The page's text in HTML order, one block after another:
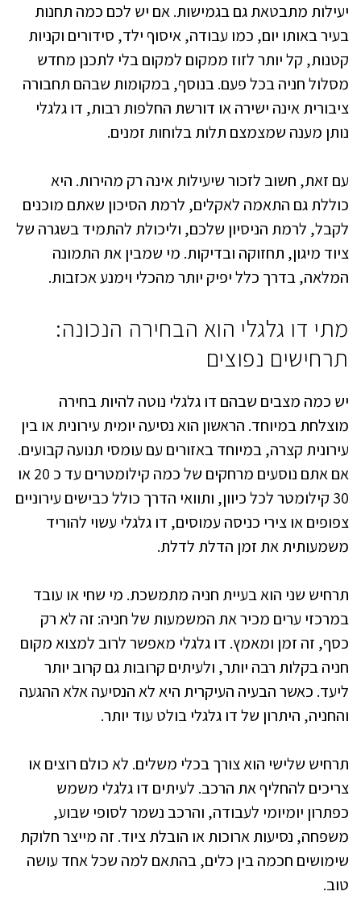
יעילות מתבטאת גם בגמישות. אם יש לכם כמה תחנות
בעיר באותו יום, כמו עבודה, איסוף ילד, סידורים וקניות
קטנות, קל יותר לזוז ממקום למקום בלי לתכנן מחדש
מסלול חניה בכל פעם. בנוסף, במקומות שבהם תחבורה
ציבורית אינה ישירה או דורשת החלפות רבות, דו גלגלי
נותן מענה שמצמצם תלות בלוחות זמנים.
עם זאת, חשוב לזכור שיעילות אינה רק מהירות. היא
כוללת גם התאמה לאקלים, לרמת הסיכון שאתם מוכנים
לקבל, לרמת הניסיון שלכם, וליכולת להתמיד בשגרה של
ציוד מיגון, תחזוקה ובדיקות. מי שמבין את התמונה
המלאה, בדרך כלל יפיק יותר מהכלי וימנע אכזבות.
מתי דו גלגלי הוא הבחירה הנכונה:
תרחישים נפוצים
יש כמה מצבים שבהם דו גלגלי נוטה להיות בחירה
מוצלחת במיוחד. הראשון הוא נסיעה יומית עירונית או בין
עירונית קצרה, במיוחד באזורים עם עומסי תנועה קבועים.
אם אתם נוסעים מרחקים של כמה קילומטרים עד כ 20 או
30 קילומטר לכל כיוון, ותוואי הדרך כולל כבישים עירוניים
צפופים או צירי כניסה עמוסים, דו גלגלי עשוי להוריד
משמעותית את זמן הדלת לדלת.
תרחיש שני הוא בעיית חניה מתמשכת. מי שחי או עובד
במרכזי ערים מכיר את המשמעות של חניה: זה לא רק
כסף, זה זמן ומאמץ. דו גלגלי מאפשר לרוב למצוא מקום
חניה בקלות רבה יותר, ולעיתים קרובות גם קרוב יותר
ליעד. כאשר הבעיה העיקרית היא לא הנסיעה אלא ההגעה
והחניה, היתרון של דו גלגלי בולט עוד יותר.
תרחיש שלישי הוא צורך בכלי משלים. לא כולם רוצים או
צריכים להחליף את הרכב. לעיתים דו גלגלי משמש
כפתרון יומיומי לעבודה, והרכב נשמר לסופי שבוע,
משפחה, נסיעות ארוכות או הובלת ציוד. זה מייצר חלוקת
שימושים חכמה בין כלים, בהתאם למה שכל אחד עושה
טוב.